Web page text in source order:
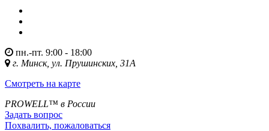
пн.-пт. 9:00 - 18:00
г. Минск, ул. Прушинских, 31А
Смотреть на карте
PROWELL™ в России
Задать вопрос
Похвалить, пожаловаться